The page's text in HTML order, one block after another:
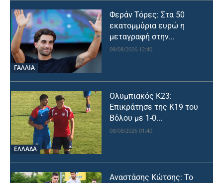
ΓΑΛΛΙΑ
Φεράν Τόρες: Στα 50
εκατομμύρια ευρώ η
μεταγραφή στην...
08/08/2026 12:40
ΕΛΛΑΔΑ
Ολυμπιακός Κ23:
Επικράτησε της Κ19 του
Βόλου με 1-0...
08/08/2026 01:40
Αναστάσης Κώτσης: Το